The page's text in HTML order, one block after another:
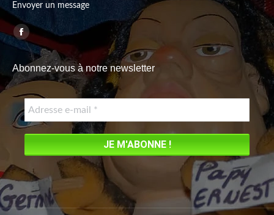
Envoyer un message
Trouvez nous sur :
Facebook
page
opens
in
new
window
Abonnez-vous à notre newsletter